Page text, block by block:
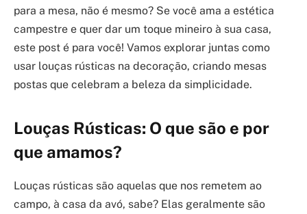
para a mesa, não é mesmo? Se você ama a estética
campestre e quer dar um toque mineiro à sua casa,
este post é para você! Vamos explorar juntas como
usar louças rústicas na decoração, criando mesas
postas que celebram a beleza da simplicidade.
Louças Rústicas: O que são e por
que amamos?
Louças rústicas são aquelas que nos remetem ao
campo, à casa da avó, sabe? Elas geralmente são